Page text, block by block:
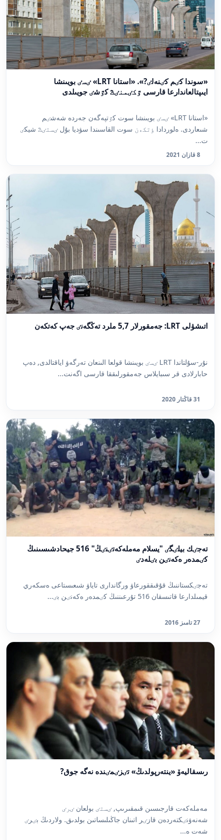
«سوندا كٸم كٸنەلٸ?». «استانا LRT» ٸسٸ بويىنشا
ايىپتالعاندارعا قارسى ٷكٸمنٸڭ كٷشٸ جويىلدى
«استانا LRT» ٸسٸ بويىنشا سوت كٷتپەگەن جەردە شەشٸم
شىعاردى. ەلوردادا ٶتكەن سوت القاسىندا سۋديا بۇل ٸستٸڭ شيكٸ
ت...
8 قازان 2021
اتىشۋلى LRT: جەمقورلار 5,7 ملرد تەڭگەنٸ جەپ كەتكەن
نۇر-سۇلتاندا LRT ٸسٸ بويىنشا قولعا الىنعان تەرگەۋ اياقتالدى, دەپ
حابارلادى قر سىبايلاس جەمقورلىققا قارسى اگەنت...
31 قاڭتار 2020
تەجٸك بيلٸگٸ "يسلام مەملەكەتٸنٸڭ" 516 جيحادشىسىنىڭ
كٸمدەر ەكەنٸن بٸلەدٸ
تەجٸكستاننىڭ قۇقىققورعاۋ ورگاندارى تاياۋ شىعىستاعى ەسكەري
قيمىلدارعا قاتىسقان 516 تۇرعىننىڭ كٸمدەر ەكەنٸن بٸ...
27 تامىز 2016
رىسقاليەۆ «ينتەرپولدىڭ» تٸزٸمٸندە نەگە جوق?
مەملەكەت قارجىسىن قىمقىرىپ, ٸستٸ بولعان ٸرٸ
شەنەۋنٸكتەردەن قازٸر اتىنان جاڭىلىساتىن بولدىق. ولاردىڭ بٸرٸ
شەت ە...